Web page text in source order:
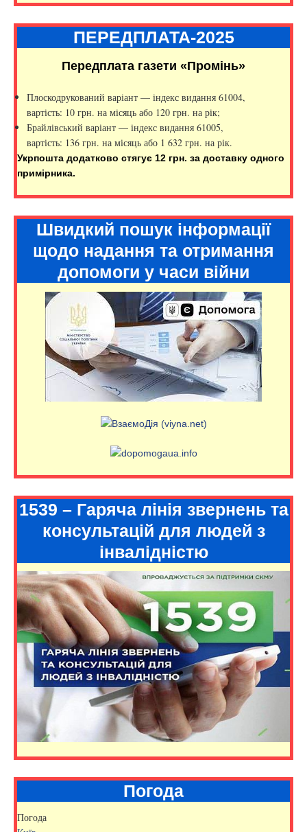
ПЕРЕДПЛАТА-2025
Передплата газети «Промінь»
Плоскодрукований варіант — індекс видання 61004,
вартість: 10 грн. на місяць або 120 грн. на рік;
Брайлівський варіант — індекс видання 61005,
вартість: 136 грн. на місяць або 1 632 грн. на рік.
Укрпошта додатково стягує 12 грн. за доставку одного
примірника.
Швидкий пошук інформації
щодо надання та отримання
допомоги у часи війни
1539 – Гаряча лінія звернень та
консультацій для людей з
інвалідністю
Погода
Погода